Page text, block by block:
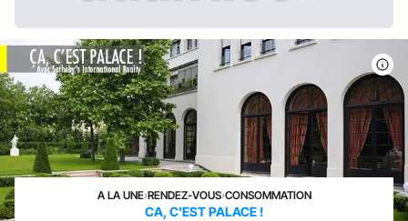
A LA UNE›RENDEZ-VOUS›CONSOMMATION
CA, C'EST PALACE !